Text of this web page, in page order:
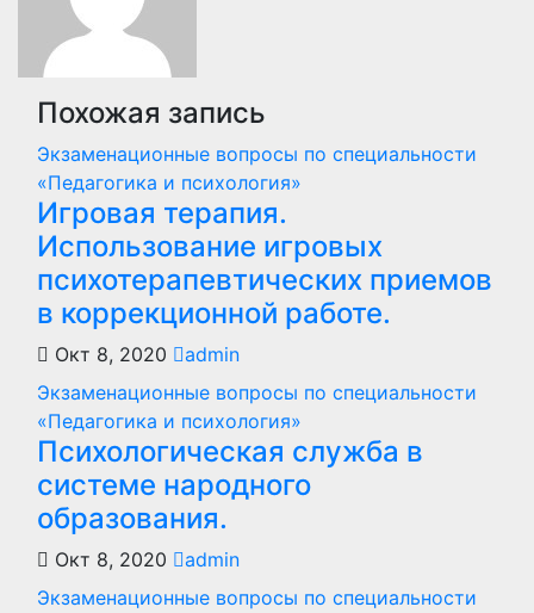
Похожая запись
Экзаменационные вопросы по специальности
«Педагогика и психология»
Игровая терапия.
Использование игровых
психотерапевтических приемов
в коррекционной работе.
Окт 8, 2020
admin
Экзаменационные вопросы по специальности
«Педагогика и психология»
Психологическая служба в
системе народного
образования.
Окт 8, 2020
admin
Экзаменационные вопросы по специальности